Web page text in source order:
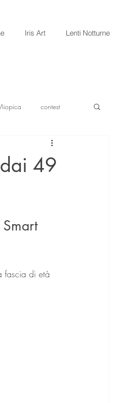
Iris Art Lenti Notturne
contest
49
fascia di età